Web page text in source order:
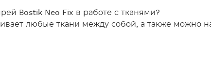
Bostik Neo Fix в работе с тканями?
любые ткани между собой, а также можно